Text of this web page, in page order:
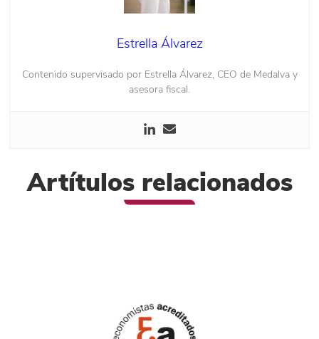
Estrella Álvarez
Contenido supervisado por Estrella Álvarez, CEO de Medalva y
asesora fiscal.
Artítulos relacionados